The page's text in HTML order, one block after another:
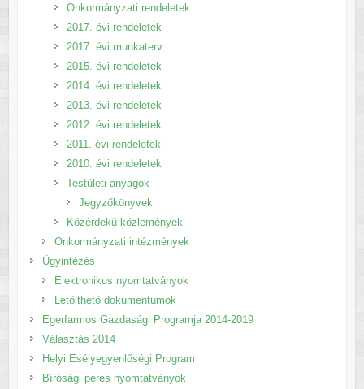
Önkormányzati rendeletek
2017. évi rendeletek
2017. évi munkaterv
2015. évi rendeletek
2014. évi rendeletek
2013. évi rendeletek
2012. évi rendeletek
2011. évi rendeletek
2010. évi rendeletek
Testületi anyagok
Jegyzőkönyvek
Közérdekű közlemények
Önkormányzati intézmények
Ügyintézés
Elektronikus nyomtatványok
Letölthető dokumentumok
Egerfarmos Gazdasági Programja 2014-2019
Választás 2014
Helyi Esélyegyenlőségi Program
Bírósági peres nyomtatványok